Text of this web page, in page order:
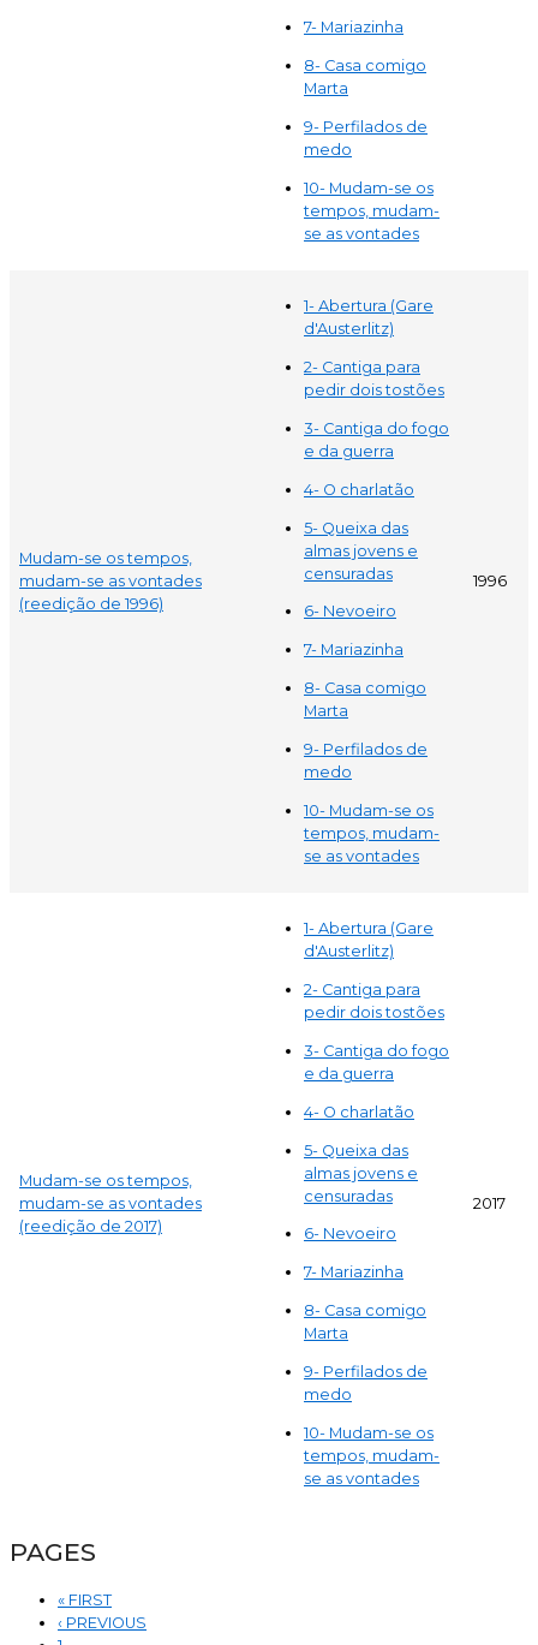
7- Mariazinha
8- Casa comigo
Marta
9- Perfilados de
medo
10- Mudam-se os
tempos, mudam-
se as vontades
Mudam-se os tempos,
mudam-se as vontades
(reedição de 1996)
1- Abertura (Gare
d'Austerlitz)
2- Cantiga para
pedir dois tostões
3- Cantiga do fogo
e da guerra
4- O charlatão
5- Queixa das
almas jovens e
censuradas
6- Nevoeiro
7- Mariazinha
8- Casa comigo
Marta
9- Perfilados de
medo
10- Mudam-se os
tempos, mudam-
se as vontades
1996
Mudam-se os tempos,
mudam-se as vontades
(reedição de 2017)
1- Abertura (Gare
d'Austerlitz)
2- Cantiga para
pedir dois tostões
3- Cantiga do fogo
e da guerra
4- O charlatão
5- Queixa das
almas jovens e
censuradas
6- Nevoeiro
7- Mariazinha
8- Casa comigo
Marta
9- Perfilados de
medo
10- Mudam-se os
tempos, mudam-
se as vontades
2017
PAGES
« FIRST
‹ PREVIOUS